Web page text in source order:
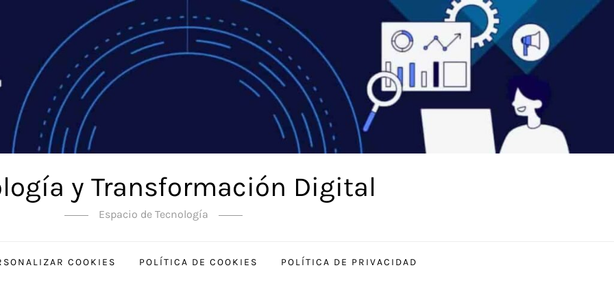
y Transformación Digital
Espacio de Tecnología
COOKIES POLÍTICA DE COOKIES POLÍTICA DE PRIVACIDAD